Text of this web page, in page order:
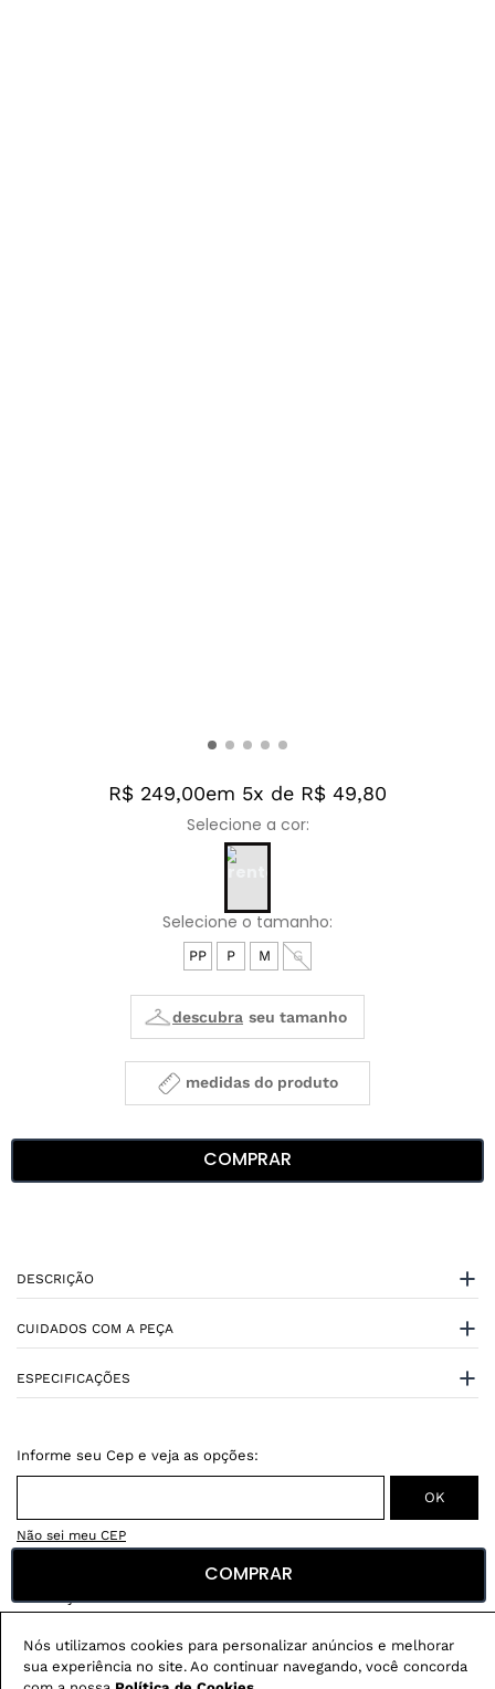
Nós utilizamos cookies para personalizar anúncios e melhorar
sua experiência no site. Ao continuar navegando, você concorda
R$ 249,00em 5x de R$ 49,80
PP P M G
medidas do produto
COMPRAR
DESCRIÇÃO
CUIDADOS COM A PEÇA
ESPECIFICAÇÕES
Não sei meu CEP
FRETE GRÁTIS
Em pedidos acima de R$ 499
COMPRAR